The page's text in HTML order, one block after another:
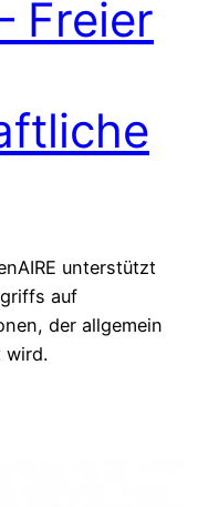
Freier
unterstützt
auf
der allgemein
wird.